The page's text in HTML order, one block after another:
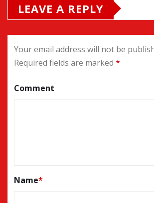
LEAVE A REPLY
Your email address will not be
Required fields are marked *
Comment
Name*